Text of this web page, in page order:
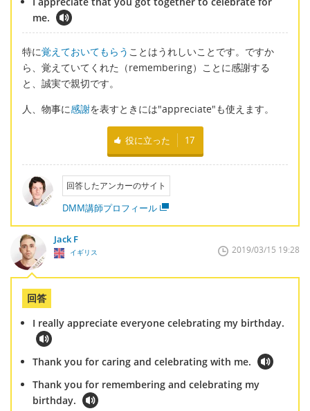
me.
特に覚えておいてもらう ことはうれしいことです。ですか
ら、覚えていてくれた（remembering）ことに感謝する
と、誠実で親切です。
人、物事に感謝を表すときには"appreciate"も使えます。
役に立った 17
回答したアンカーのサイト
DMM講師プロフィール
Jack F
イギリス 2019/03/15 19:28
回答
I really appreciate everyone celebrating my birthday.
Thank you for caring and celebrating with me.
Thank you for remembering and celebrating my
birthday.